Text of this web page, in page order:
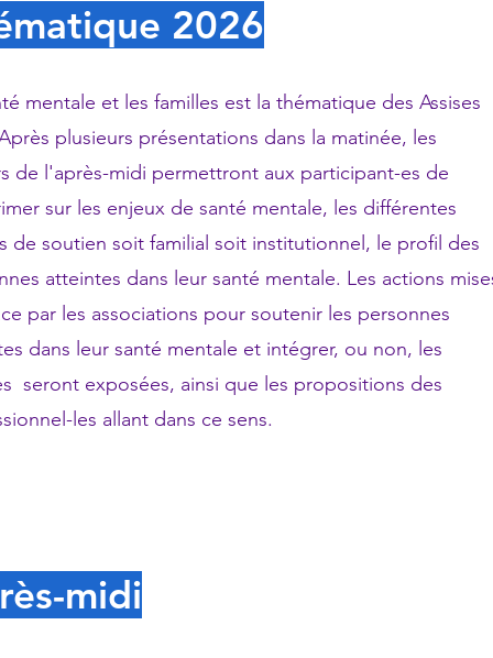
2026
mentale et les familles est la thématique des Assises
plusieurs présentations dans la matinée, les
de l'après-midi permettront aux participant-es de
sur les enjeux de santé mentale, les différentes
de soutien soit familial soit institutionnel, le profil des
atteintes dans leur santé mentale. Les actions
par les associations pour soutenir les personnes
dans leur santé mentale et intégrer, ou non, les
seront exposées, ainsi que les propositions des
les allant dans ce sens.
midi